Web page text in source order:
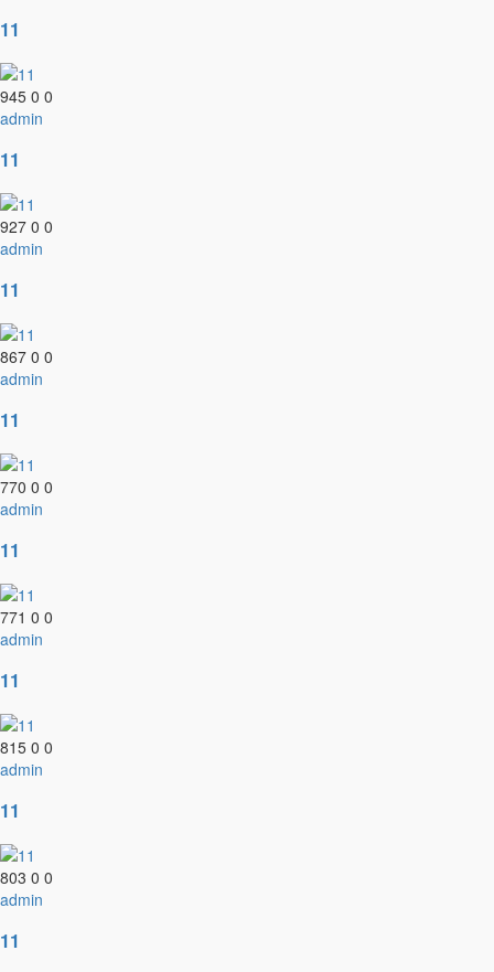
11
945 0 0
admin
11
927 0 0
admin
11
867 0 0
admin
11
770 0 0
admin
11
771 0 0
admin
11
815 0 0
admin
11
803 0 0
admin
11